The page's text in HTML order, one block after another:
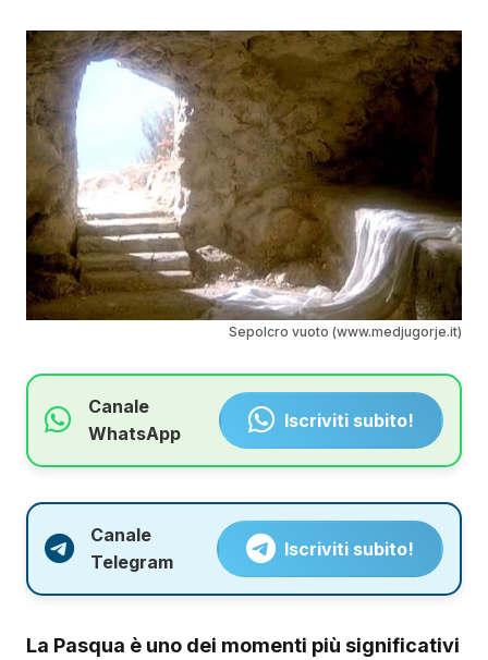
Sepolcro vuoto (www.medjugorje.it)
Canale
WhatsApp
Iscriviti subito!
Canale
Telegram
Iscriviti subito!
La Pasqua è uno dei momenti più significativi